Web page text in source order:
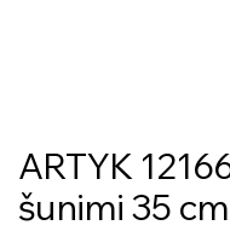
ARTYK
šunimi 35 cm